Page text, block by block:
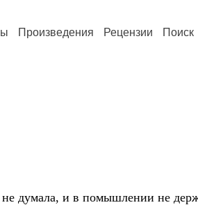
Произведения Рецензии Поиск
думала, и в помышлении не